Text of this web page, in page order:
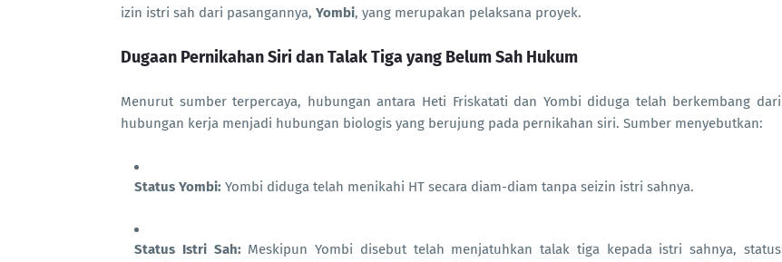
izin istri sah dari pasangannya, Yombi, yang merupakan pelaksana proyek.
Dugaan Pernikahan Siri dan Talak Tiga yang Belum Sah Hukum
Menurut sumber terpercaya, hubungan antara Heti Friskatati dan Yombi diduga telah berkembang dari
hubungan kerja menjadi hubungan biologis yang berujung pada pernikahan siri. Sumber menyebutkan:
Status Yombi: Yombi diduga telah menikahi HT secara diam-diam tanpa seizin istri sahnya.
Status Istri Sah: Meskipun Yombi disebut telah menjatuhkan talak tiga kepada istri sahnya, status